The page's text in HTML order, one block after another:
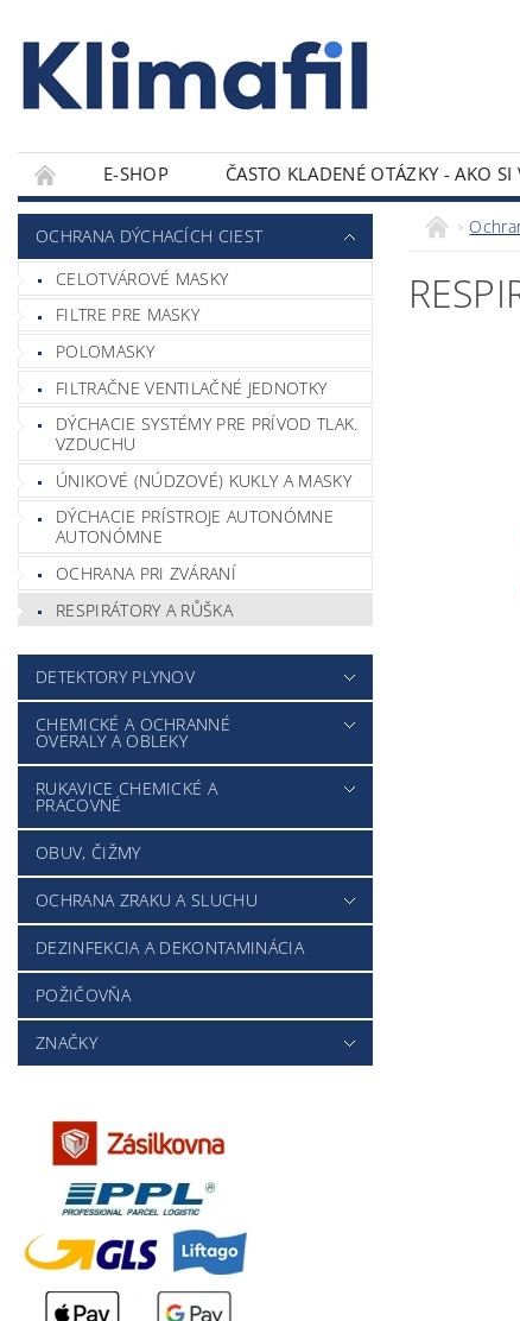
E-SHOP ČASTO KLADENÉ OTÁZKY - AKO SI
KONTAKTY
OCHRANA DÝCHACÍCH CIEST
CELOTVÁROVÉ MASKY
FILTRE PRE MASKY
POLOMASKY
FILTRAČNE VENTILAČNÉ JEDNOTKY
DÝCHACIE SYSTÉMY PRE PRÍVOD TLAK.
VZDUCHU
ÚNIKOVÉ (NÚDZOVÉ) KUKLY A MASKY
DÝCHACIE PRÍSTROJE AUTONÓMNE
AUTONÓMNE
OCHRANA PRI ZVÁRANÍ
RESPIRÁTORY A RŮŠKA
DETEKTORY PLYNOV
CHEMICKÉ A OCHRANNÉ
OVERALY A OBLEKY
RUKAVICE CHEMICKÉ A
PRACOVNÉ
OBUV, ČIŽMY
OCHRANA ZRAKU A SLUCHU
DEZINFEKCIA A DEKONTAMINÁCIA
POŽIČOVŇA
ZNAČKY